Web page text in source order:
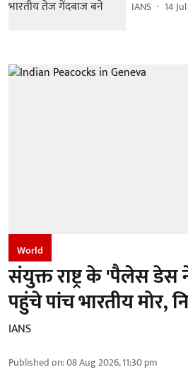
IANS 14
World
संयुक्त राष्ट्र के 'पैलेस
पहुंचे पांच भारतीय मोर,
IANS
Published on:08 Aug 2026, 11:30 pm